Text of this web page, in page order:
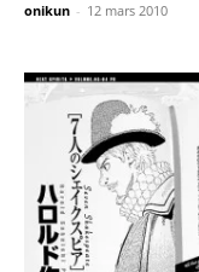
onikun - 12 mars 2010